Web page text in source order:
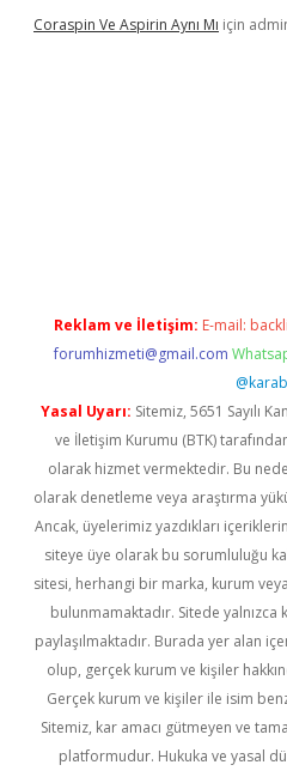
Coraspin Ve Aspirin Aynı Mı için
Reklam ve İletişim: E-mail:
forumhizmeti@gmail.com
Yasal Uyarı: Sitemiz, 5651 Sayılı
ve İletişim Kurumu (BTK)
olarak hizmet vermektedir. Bu
olarak denetleme veya araştırma
Ancak, üyelerimiz yazdıkları
siteye üye olarak bu sorumluluğu
sitesi, herhangi bir marka, kurum
bulunmamaktadır. Sitede yalnızca
paylaşılmaktadır. Burada yer alan
olup, gerçek kurum ve kişiler
Gerçek kurum ve kişiler ile isim
Sitemiz, kar amacı gütmeyen ve
platformudur. Hukuka ve yasal